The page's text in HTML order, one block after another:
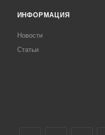
ИНФОРМАЦИЯ
Новости
Статьи